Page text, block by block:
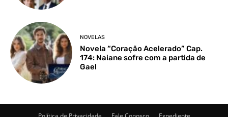
NOVELAS
Novela “Coração Acelerado” Cap.
174: Naiane sofre com a partida de
Gael